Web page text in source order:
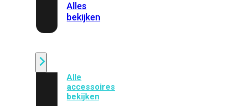
Alles
bekijken
Alle
accessoires
bekijken